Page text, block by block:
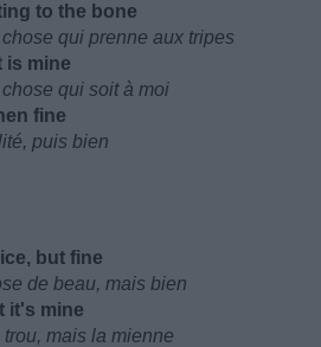
to the bone
qui prenne aux tripes
is mine
qui soit à moi
fine
puis bien
but fine
de beau, mais bien
it's mine
mais la mienne